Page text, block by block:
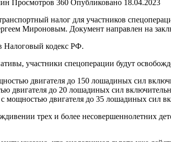
Просмотров 360 Опубликовано 18.04.2023
налог для участников
Мироновым. Документ направлен на
Налоговый кодекс РФ.
участники спецоперации будут
двигателя до 150 лошадиных сил
двигателя до 20 лошадиных сил
мощностью двигателя до 35 лошадиных сил
трех и более несовершеннолетних